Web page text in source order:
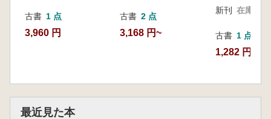
古書 1 点
3,960 円
古書 2 点
3,168 円~
新刊 在庫なし
古書 1 点
1,282 円
最近見た本